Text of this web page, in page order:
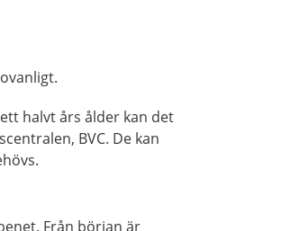
halvt års ålder kan det
BVC. De kan
Från början är